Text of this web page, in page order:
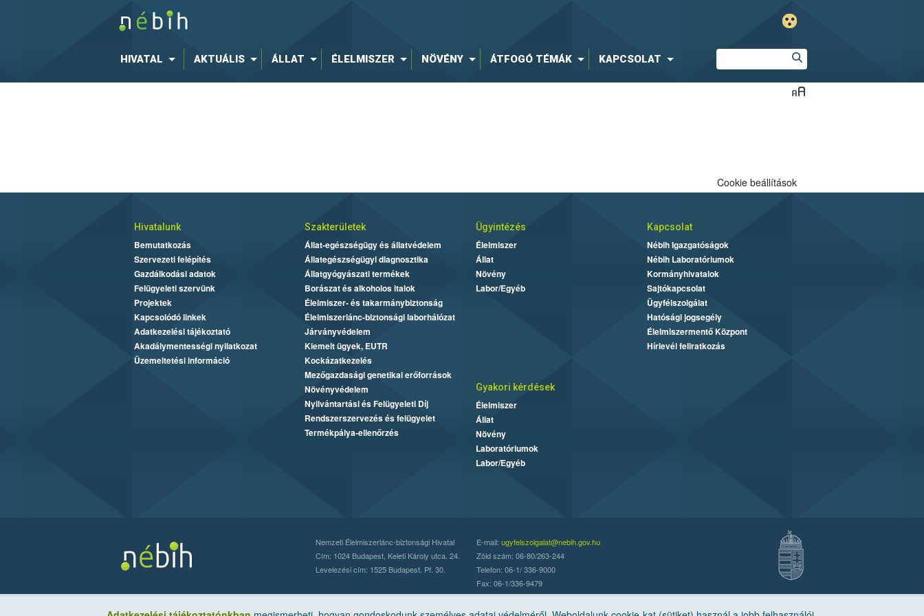
HIVATAL AKTUÁLIS ÁLLAT ÉLELMISZER NÖVÉNY ÁTFOGÓ TÉMÁK KAPCSOLAT
Cookie beállítások
Hivatalunk
Bemutatkozás
Szervezeti felépítés
Gazdálkodási adatok
Felügyeleti szervünk
Projektek
Kapcsolódó linkek
Adatkezelési tájékoztató
Akadálymentességi nyilatkozat
Üzemeltetési információ
Szakterületek
Állat-egészségügy és állatvédelem
Állategészségügyi diagnosztika
Állatgyógyászati termékek
Borászat és alkoholos italok
Élelmiszer- és takarmánybiztonság
Élelmiszerlánc-biztonsági laborhálózat
Járványvédelem
Kiemelt ügyek, EUTR
Kockázatkezelés
Mezőgazdasági genetikai erőforrások
Növényvédelem
Nyilvántartási és Felügyeleti Díj
Rendszerszervezés és felügyelet
Termékpálya-ellenőrzés
Ügyintézés
Élelmiszer
Állat
Növény
Labor/Egyéb
Kapcsolat
Nébih Igazgatóságok
Nébih Laboratóriumok
Kormányhivatalok
Sajtókapcsolat
Ügyfélszolgálat
Hatósági jogsegély
Élelmiszermentő Központ
Hírlevél feliratkozás
Gyakori kérdések
Élelmiszer
Állat
Növény
Laboratóriumok
Labor/Egyéb
Nemzeti Élelmiszerlánc-biztonsági Hivatal
Cím: 1024 Budapest, Keleti Károly utca. 24.
Levelezési cím: 1525 Budapest. Pf. 30.
E-mail:ugyfelszolgalat@nebih.gov.hu
Zöld szám: 06-80/263-244
Telefon: 06-1/ 336-9000
Fax: 06-1/336-9479